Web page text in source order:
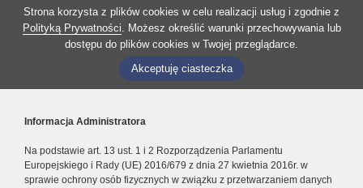
Strona korzysta z plików cookies w celu realizacji usług i zgodnie z
Polityką Prywatności. Możesz określić warunki przechowywania lub
dostępu do plików cookies w Twojej przeglądarce.
Akceptuję ciasteczka
Informacja Administratora
Na podstawie art. 13 ust. 1 i 2 Rozporządzenia Parlamentu
Europejskiego i Rady (UE) 2016/679 z dnia 27 kwietnia 2016r. w
sprawie ochrony osób fizycznych w związku z przetwarzaniem danych